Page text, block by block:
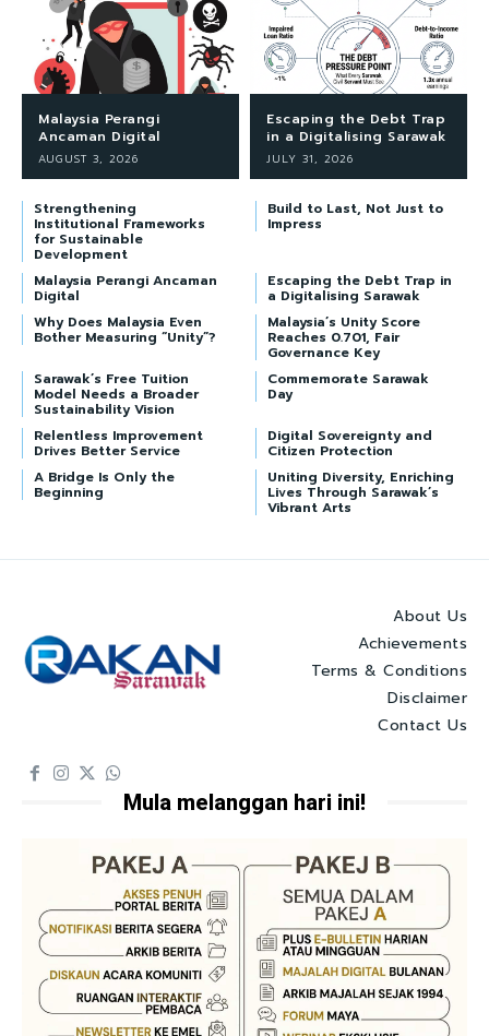
Malaysia Perangi
Ancaman Digital
AUGUST 3, 2026
Escaping the Debt Trap
in a Digitalising Sarawak
JULY 31, 2026
Strengthening
Institutional Frameworks
for Sustainable
Development
Build to Last, Not Just to
Impress
Malaysia Perangi Ancaman
Digital
Escaping the Debt Trap in
a Digitalising Sarawak
Why Does Malaysia Even
Bother Measuring “Unity”?
Malaysia’s Unity Score
Reaches 0.701, Fair
Governance Key
Sarawak’s Free Tuition
Model Needs a Broader
Sustainability Vision
Commemorate Sarawak
Day
Relentless Improvement
Drives Better Service
Digital Sovereignty and
Citizen Protection
A Bridge Is Only the
Beginning
Uniting Diversity, Enriching
Lives Through Sarawak’s
Vibrant Arts
About Us
Achievements
Terms & Conditions
Disclaimer
Contact Us
Mula melanggan hari ini!